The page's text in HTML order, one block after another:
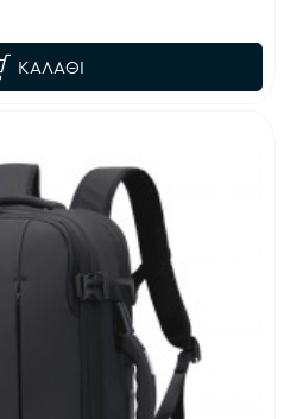
ΚΑΛΆΘΙ